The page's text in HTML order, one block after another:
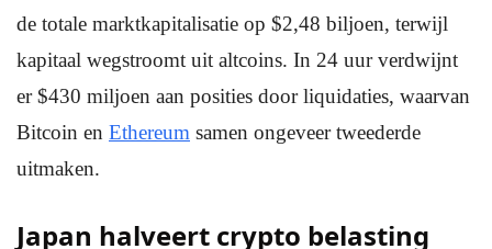
de totale marktkapitalisatie op $2,48 biljoen, terwijl
kapitaal wegstroomt uit altcoins. In 24 uur verdwijnt
er $430 miljoen aan posities door liquidaties, waarvan
Bitcoin en Ethereum samen ongeveer tweederde
uitmaken.
Japan halveert crypto belasting